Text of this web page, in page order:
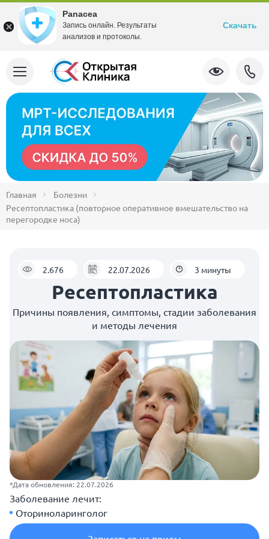
Главная
Болезни
Ресептопластика (повторное оперативное вмешательство на
перегородке носа)
2.676 22.07.2026 3 минуты
Ресептопластика
Причины появления, симптомы, стадии заболевания
и методы лечения
*Дата обновления: 22.07.2026
Заболевание лечит:
Оториноларинголог
Panacea
Запись онлайн. Результаты
анализов и протоколы.
Скачать